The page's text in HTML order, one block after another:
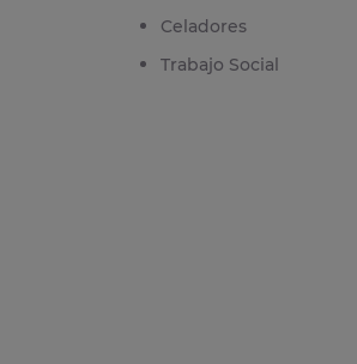
Celadores
Trabajo Social